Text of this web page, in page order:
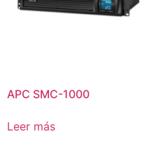
APC SMC-1000
Leer más